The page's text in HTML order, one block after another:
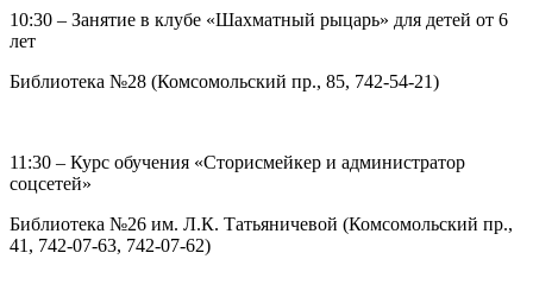
10:30 – Занятие в клубе «Шахматный рыцарь» для детей от 6
лет
Библиотека №28 (Комсомольский пр., 85, 742-54-21)
11:30 – Курс обучения «Сторисмейкер и администратор
соцсетей»
Библиотека №26 им. Л.К. Татьяничевой (Комсомольский пр.,
41, 742-07-63, 742-07-62)